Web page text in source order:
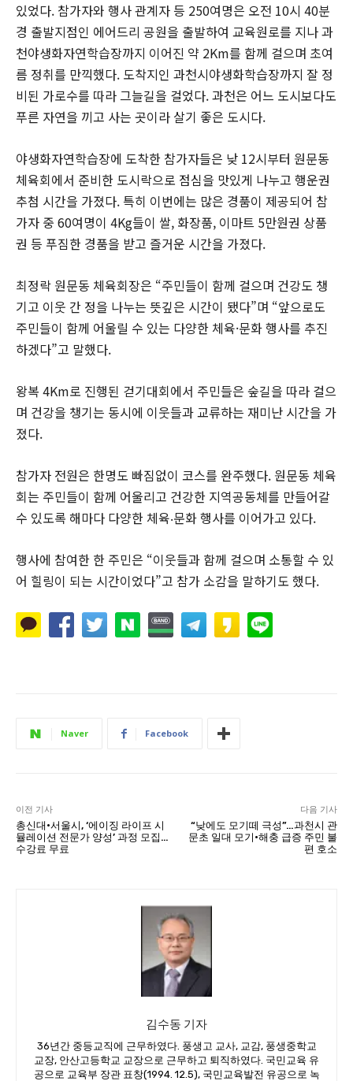
있었다. 참가자와 행사 관계자 등 250여명은 오전 10시 40분
경 출발지점인 에어드리 공원을 출발하여 교육원로를 지나 과
천야생화자연학습장까지 이어진 약 2Km를 함께 걸으며 초여
름 정취를 만끽했다. 도착지인 과천시야생화학습장까지 잘 정
비된 가로수를 따라 그늘길을 걸었다. 과천은 어느 도시보다도
푸른 자연을 끼고 사는 곳이라 살기 좋은 도시다.
야생화자연학습장에 도착한 참가자들은 낮 12시부터 원문동
체육회에서 준비한 도시락으로 점심을 맛있게 나누고 행운권
추첨 시간을 가졌다. 특히 이번에는 많은 경품이 제공되어 참
가자 중 60여명이 4Kg들이 쌀, 화장품, 이마트 5만원권 상품
권 등 푸짐한 경품을 받고 즐거운 시간을 가졌다.
최정락 원문동 체육회장은 “주민들이 함께 걸으며 건강도 챙
기고 이웃 간 정을 나누는 뜻깊은 시간이 됐다”며 “앞으로도
주민들이 함께 어울릴 수 있는 다양한 체육·문화 행사를 추진
하겠다”고 말했다.
왕복 4Km로 진행된 걷기대회에서 주민들은 숲길을 따라 걸으
며 건강을 챙기는 동시에 이웃들과 교류하는 재미난 시간을 가
졌다.
참가자 전원은 한명도 빠짐없이 코스를 완주했다. 원문동 체육
회는 주민들이 함께 어울리고 건강한 지역공동체를 만들어갈
수 있도록 해마다 다양한 체육‧문화 행사를 이어가고 있다.
행사에 참여한 한 주민은 “이웃들과 함께 걸으며 소통할 수 있
어 힐링이 되는 시간이었다”고 참가 소감을 말하기도 했다.
Naver Facebook
이전 기사
총신대·서울시, ‘에이징 라이프 시
뮬레이션 전문가 양성’ 과정 모집…
수강료 무료
다음 기사
“낮에도 모기떼 극성”…과천시 관
문초 일대 모기·해충 급증 주민 불
편 호소
김수동 기자
36년간 중등교직에 근무하였다. 풍생고 교사, 교감, 풍생중학교
교장, 안산고등학교 교장으로 근무하고 퇴직하였다. 국민교육 유
공으로 교육부 장관 표창(1994. 12.5), 국민교육발전 유공으로 녹